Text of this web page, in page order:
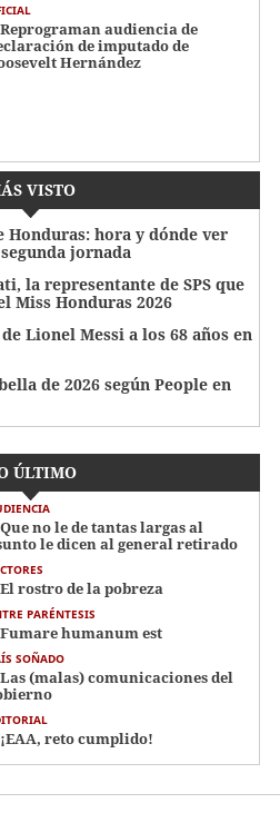
Reprograman audiencia de
de imputado de
Hernández
VISTO
Honduras: hora y dónde ver
jornada
la representante de SPS que
Miss Honduras 2026
Lionel Messi a los 68 años en
de 2026 según People en
ÚLTIMO
Que no le de tantas largas al
le dicen al general retirado
El rostro de la pobreza
PARÉNTESIS
Fumare humanum est
SOÑADO
Las (malas) comunicaciones del
¡EAA, reto cumplido!